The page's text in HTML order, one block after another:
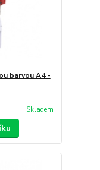
barvou A4 -
Skladem